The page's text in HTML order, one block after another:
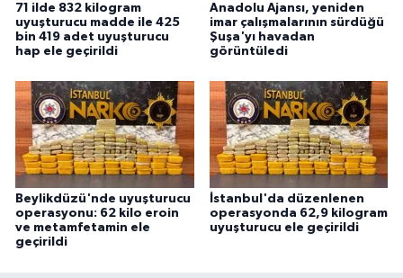
71 ilde 832 kilogram
uyuşturucu madde ile 425
bin 419 adet uyuşturucu
hap ele geçirildi
Anadolu Ajansı, yeniden
imar çalışmalarının sürdüğü
Şuşa'yı havadan
görüntüledi
Beylikdüzü'nde uyuşturucu
operasyonu: 62 kilo eroin
ve metamfetamin ele
geçirildi
İstanbul'da düzenlenen
operasyonda 62,9 kilogram
uyuşturucu ele geçirildi